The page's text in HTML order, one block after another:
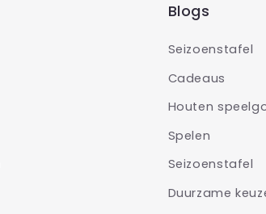
Blogs
Seizoenstafel
Cadeaus
Houten
Spelen
Seizoenstafel
Duurzame